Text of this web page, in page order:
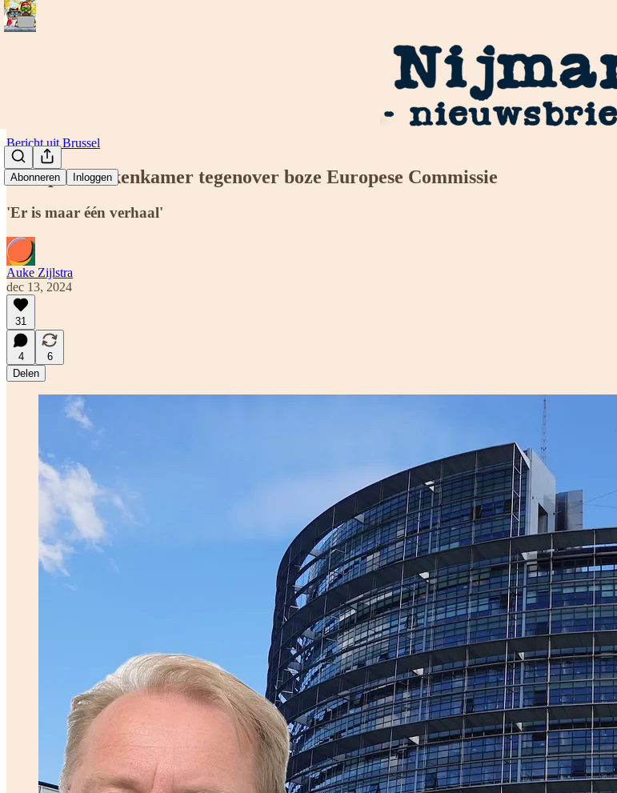
Abonneren Inloggen
Bericht uit Brussel
Europese Rekenkamer tegenover boze Europese Commissie
'Er is maar één verhaal'
Auke Zijlstra
dec 13, 2024
31
4
6
Delen